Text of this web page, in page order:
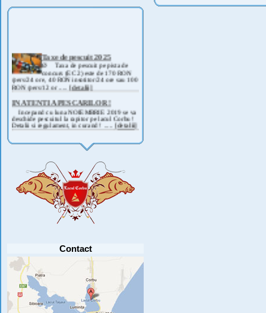
Taxe de pescuit 2025
Ø Taxa de pescuit pe pista de
concurs (EC 2) este de 170 RON
/pers/24 ore, 40 RON insotitor/24 ore sau 100
RON /pers/12 or .....[detalii]
Incepand cu luna NOIEMBRIE 2019 se va
deschide pescuitul la rapitor pe lacul Corbu !
Detalii si regulament, in curand ! .....[detalii]
AVAND IN VEDERE SITUATIA ACTUALA -
COVID 19- DIN MOTIVE DE SIGURANTA ,
PRECUM SI RETRAGEREA UNOR
PARTICIPANTI ..... [detalii]
Anunt important
Va anuntam ca editia 30 a concursului de
pescuit CUPA RIG la CRAP din perioada 2-5
septembrie 2021 se reprogrameaza pentru luna
Avansul in .....
Contact